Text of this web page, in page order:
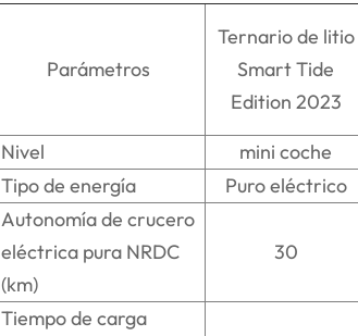
Parámetros
Ternario de litio
Smart Tide
Edition 2023
Nivel
mini coche
Tipo de energía
Puro eléctrico
Autonomía de crucero
eléctrica pura NRDC
(km)
30
Tiempo de carga